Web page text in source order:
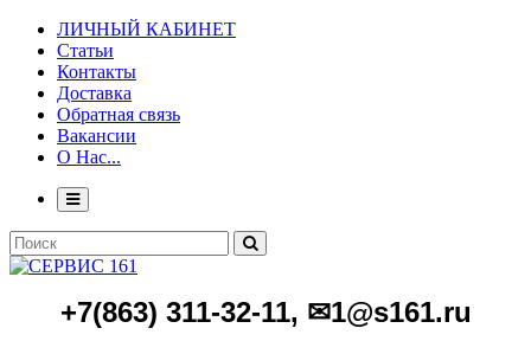
ЛИЧНЫЙ КАБИНЕТ
Статьи
Контакты
Доставка
Обратная связь
Вакансии
О Нас...
+7(863) 311-32-11, ✉1@s161.ru